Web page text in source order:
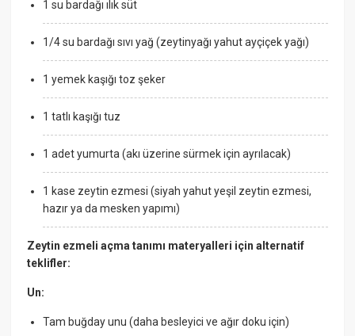
1 su bardağı ılık süt
1/4 su bardağı sıvı yağ (zeytinyağı yahut ayçiçek yağı)
1 yemek kaşığı toz şeker
1 tatlı kaşığı tuz
1 adet yumurta (akı üzerine sürmek için ayrılacak)
1 kase zeytin ezmesi (siyah yahut yeşil zeytin ezmesi,
hazır ya da mesken yapımı)
Zeytin ezmeli açma tanımı materyalleri için alternatif
teklifler:
Un:
Tam buğday unu (daha besleyici ve ağır doku için)